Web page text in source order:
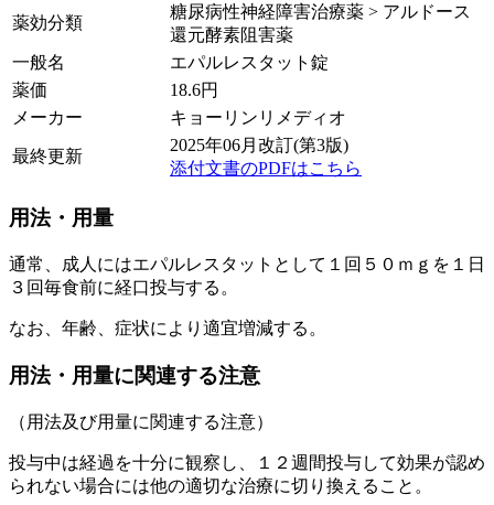
薬効分類
糖尿病性神経障害治療薬 > アルドース
還元酵素阻害薬
一般名
エパルレスタット錠
薬価
18.6円
メーカー
キョーリンリメディオ
最終更新
2025年06月改訂(第3版)
添付文書のPDFはこちら
用法・用量
通常、成人にはエパルレスタットとして１回５０ｍｇを１日
３回毎食前に経口投与する。
なお、年齢、症状により適宜増減する。
用法・用量に関連する注意
（用法及び用量に関連する注意）
投与中は経過を十分に観察し、１２週間投与して効果が認め
られない場合には他の適切な治療に切り換えること。